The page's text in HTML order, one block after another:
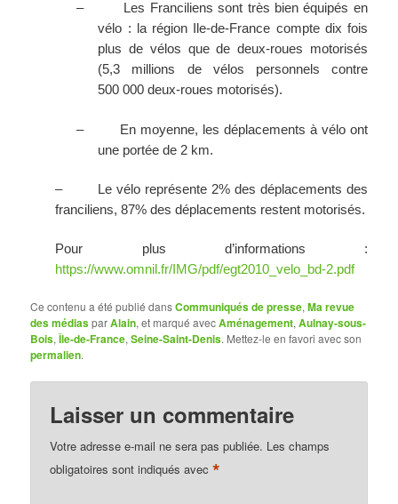
–
Les Franciliens sont très bien équipés en
vélo : la région Ile-de-France compte dix fois
plus de vélos que de deux-roues motorisés
(5,3 millions de vélos personnels contre
500 000 deux-roues motorisés).
–
En moyenne, les déplacements à vélo ont
une portée de 2 km.
–
Le vélo représente 2% des déplacements des
franciliens, 87% des déplacements restent motorisés.
Pour plus d’informations :
https://www.omnil.fr/IMG/pdf/egt2010_velo_bd-2.pdf
Ce contenu a été publié dansCommuniqués de presse,Ma revue
des médiasparAlain, et marqué avecAménagement,Aulnay-sous-
Bois,Île-de-France,Seine-Saint-Denis. Mettez-le en favori avec son
permalien.
Laisser un commentaire
Votre adresse e-mail ne sera pas publiée. Les champs
obligatoires sont indiqués avec*